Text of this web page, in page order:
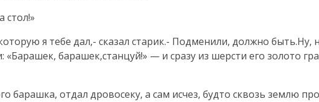
стол!»
я тебе дал,- сказал старик.- Подменили, должно быть.Ну,
барашек,станцуй!» — и сразу из шерсти его золото
барашка, отдал дровосеку, а сам исчез, будто сквозь землю